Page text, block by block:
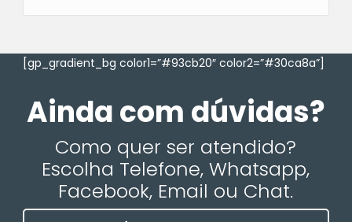
[gp_gradient_bg color1=”#93cb20″ color2=”#30ca8a”]
Ainda com dúvidas?
Como quer ser atendido?
Escolha Telefone, Whatsapp,
Facebook, Email ou Chat.